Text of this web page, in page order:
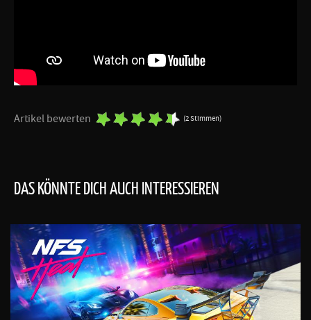
Artikel bewerten (2 Stimmen)
DAS KÖNNTE DICH AUCH INTERESSIEREN